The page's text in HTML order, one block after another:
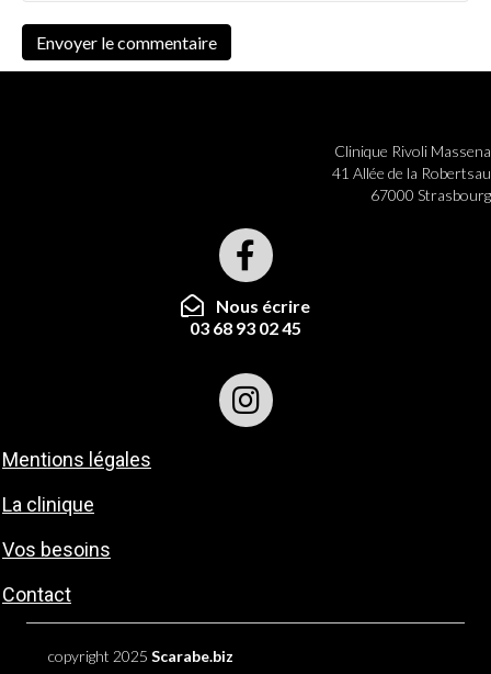
Clinique Rivoli Massena
41 Allée de la Robertsau
67000 Strasbourg
Nous écrire
03 68 93 02 45
Mentions légales
La clinique
Vos besoins
Contact
copyright 2025 Scarabe.biz